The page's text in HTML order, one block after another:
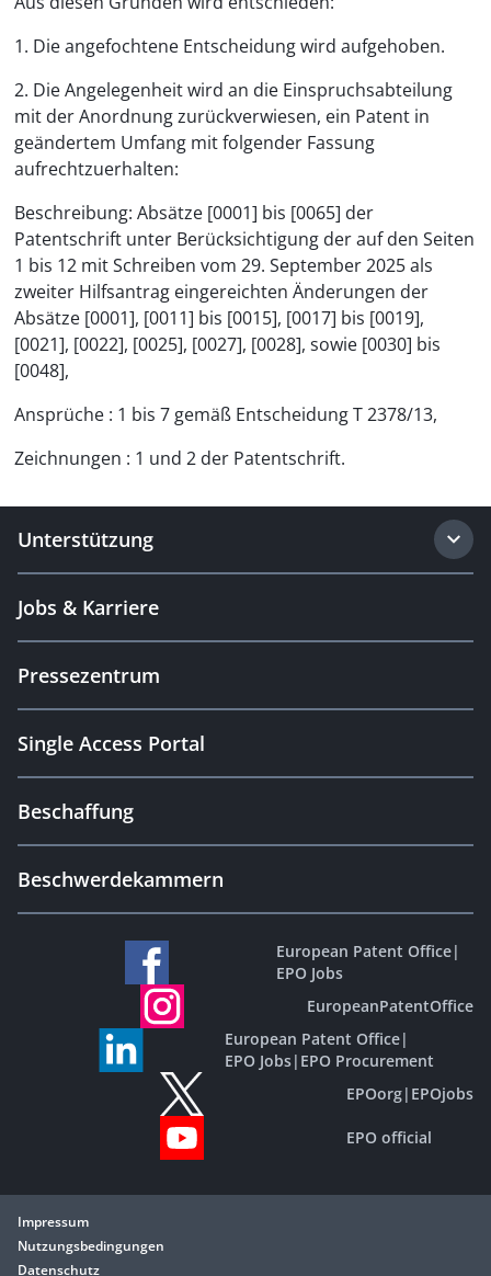
1. Die angefochtene Entscheidung wird aufgehoben.
2. Die Angelegenheit wird an die Einspruchsabteilung
mit der Anordnung zurückverwiesen, ein Patent in
geändertem Umfang mit folgender Fassung
aufrechtzuerhalten:
Beschreibung: Absätze [0001] bis [0065] der
Patentschrift unter Berücksichtigung der auf den Seiten
1 bis 12 mit Schreiben vom 29. September 2025 als
zweiter Hilfsantrag eingereichten Änderungen der
Absätze [0001], [0011] bis [0015], [0017] bis [0019],
[0021], [0022], [0025], [0027], [0028], sowie [0030] bis
[0048],
Ansprüche : 1 bis 7 gemäß Entscheidung T 2378/13,
Zeichnungen : 1 und 2 der Patentschrift.
Unterstützung
Jobs & Karriere
Pressezentrum
Single Access Portal
Beschaffung
Beschwerdekammern
European Patent Office|
EPO Jobs
EuropeanPatentOffice
European Patent Office|
EPO Jobs| EPO Procurement
EPOorg| EPOjobs
EPO official
Impressum
Nutzungsbedingungen
Datenschutz